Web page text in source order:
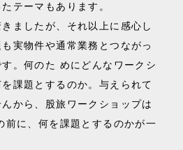
テーマもあります。
ましたが、それ以上に感心し
実物件や通常業務とつながっ
。何のた めにどんなワークシ
課題とするのか。与えられて
から、股旅ワークショップは
前に、何を課題とするのかが一